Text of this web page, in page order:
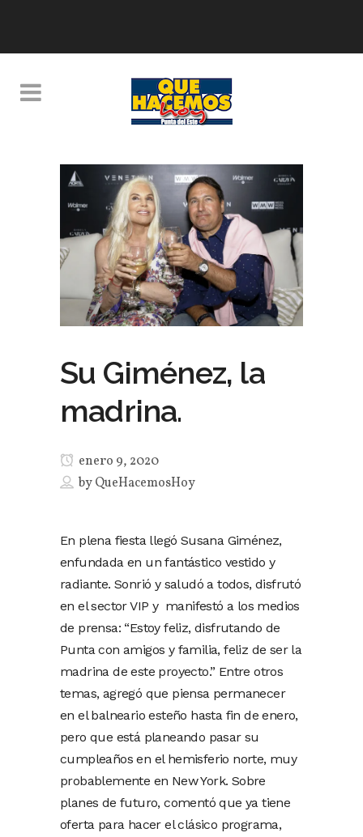
Su Giménez, la
madrina.
enero 9, 2020
byQueHacemosHoy
En plena fiesta llegó Susana Giménez,
enfundada en un fantástico vestido y
radiante. Sonrió y saludó a todos, disfrutó
en el sector VIP y manifestó a los medios
de prensa: “Estoy feliz, disfrutando de
Punta con amigos y familia, feliz de ser la
madrina de este proyecto.” Entre otros
temas, agregó que piensa permanecer
en el balneario esteño hasta fin de enero,
pero que está planeando pasar su
cumpleaños en el hemisferio norte, muy
probablemente en New York. Sobre
planes de futuro, comentó que ya tiene
oferta para hacer el clásico programa,